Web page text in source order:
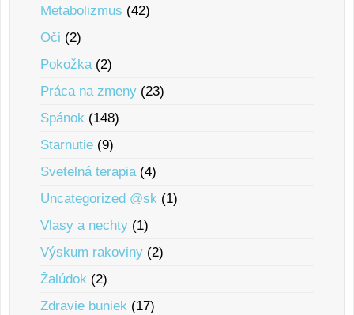
Metabolizmus (42)
Oči (2)
Pokožka(2)
Práca na zmeny (23)
Spánok (148)
Starnutie (9)
Svetelná terapia(4)
Uncategorized @sk (1)
Vlasy a nechty (1)
Výskum rakoviny (2)
Žalúdok (2)
Zdravie buniek (17)